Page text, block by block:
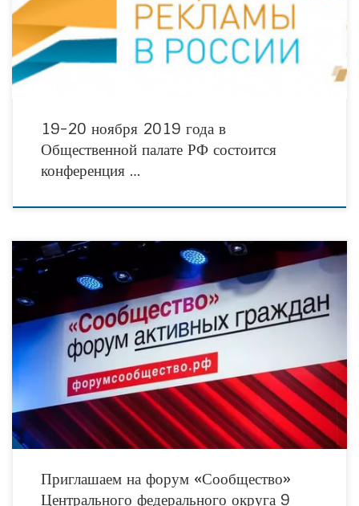
поэтому социальные проекты разворачиваются в среде
19-20 ноября 2019 года в
Общественной палате РФ состоится
конференция …
Тема форума в Белгороде — «Доступное жилье». Общественники изучат
успешный опыт Белгородской области в вопросах обеспечения граждан
недорогим жильем, чтобы транслировать его в другие регионы
Приглашаем на форум «Сообщество»
Центрального федерального округа 9